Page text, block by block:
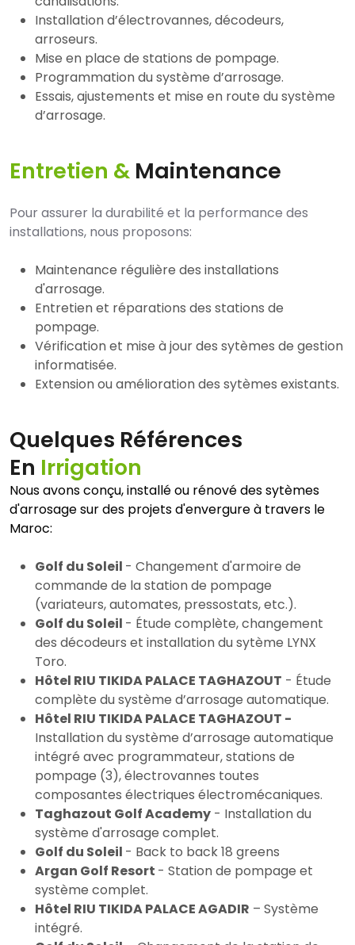
Installation d’électrovannes, décodeurs,
arroseurs.
Mise en place de stations de pompage.
Programmation du système d’arrosage.
Essais, ajustements et mise en route du système
d’arrosage.
Entretien & Maintenance
Pour assurer la durabilité et la performance des
installations, nous proposons:
Maintenance régulière des installations
d'arrosage.
Entretien et réparations des stations de
pompage.
Vérification et mise à jour des sytèmes de gestion
informatisée.
Extension ou amélioration des sytèmes existants.
Quelques Références
En Irrigation
Nous avons conçu, installé ou rénové des sytèmes
d'arrosage sur des projets d'envergure à travers le
Maroc:
Golf du Soleil - Changement d'armoire de
commande de la station de pompage
(variateurs, automates, pressostats, etc.).
Golf du Soleil - Étude complète, changement
des décodeurs et installation du sytème LYNX
Toro.
Hôtel RIU TIKIDA PALACE TAGHAZOUT - Étude
complète du système d’arrosage automatique.
Hôtel RIU TIKIDA PALACE TAGHAZOUT -
Installation du système d’arrosage automatique
intégré avec programmateur, stations de
pompage (3), électrovannes toutes
composantes électriques électromécaniques.
Taghazout Golf Academy - Installation du
système d'arrosage complet.
Golf du Soleil - Back to back 18 greens
Argan Golf Resort - Station de pompage et
système complet.
Hôtel RIU TIKIDA PALACE AGADIR – Système
intégré.